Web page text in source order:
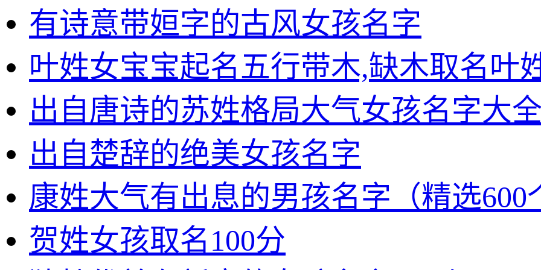
有诗意带姮字的古风女孩名字
叶姓女宝宝起名五行带木,缺木取名叶
出自唐诗的苏姓格局大气女孩名字大全
出自楚辞的绝美女孩名字
康姓大气有出息的男孩名字（精选600
贺姓女孩取名100分